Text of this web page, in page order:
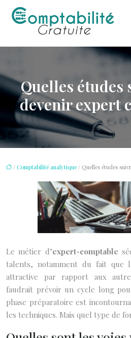
Quelles études
devenir expert
/ Comptabilité analytique / Quelles études
Le métier d’expert-comptable
talents, notamment du fait que
attractive par rapport aux
faudrait prévoir un cycle long
phase préparatoire est
les techniques. Mais quel type de